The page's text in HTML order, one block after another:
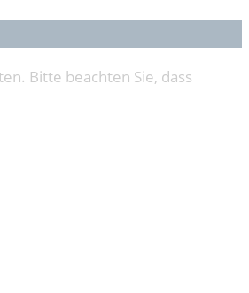
Bitte beachten Sie, dass